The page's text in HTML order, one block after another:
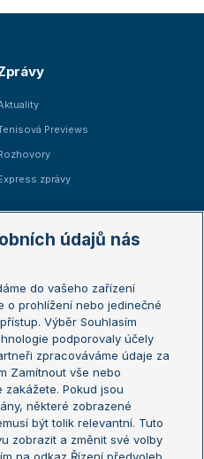
Previews
zprávy
Open
French Open
Open
mistrů
mistryň
údajů nás
do vašeho zařízení
o prohlížení nebo jedinečné
Výběr Souhlasím
podporovaly účely
zpracováváme údaje za
Zamítnout vše nebo
zakážete. Pokud jsou
některé zobrazené
být tolik relevantní. Tuto
zobrazit a změnit své volby